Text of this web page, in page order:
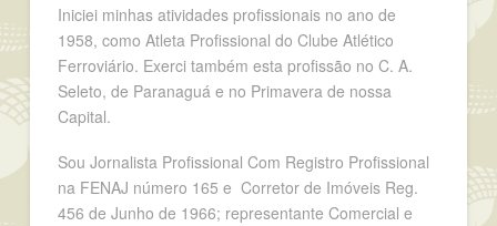
Iniciei minhas atividades profissionais no ano de
1958, como Atleta Profissional do Clube Atlético
Ferroviário. Exerci também esta profissão no C. A.
Seleto, de Paranaguá e no Primavera de nossa
Capital.
Sou Jornalista Profissional Com Registro Profissional
na FENAJ número 165 e Corretor de Imóveis Reg.
456 de Junho de 1966; representante Comercial e